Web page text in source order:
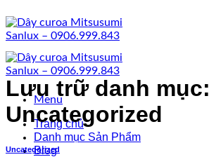
Menu
Trang chủ
Danh mục Sản Phẩm
Blog
Lưu trữ danh mục:
Uncategorized
Uncategorized